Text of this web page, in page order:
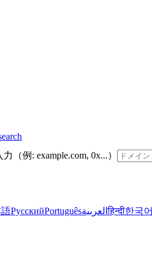
（例: example.com, 0x...）
語РусскийPortuguêsالعربيةहिन्दी한국어